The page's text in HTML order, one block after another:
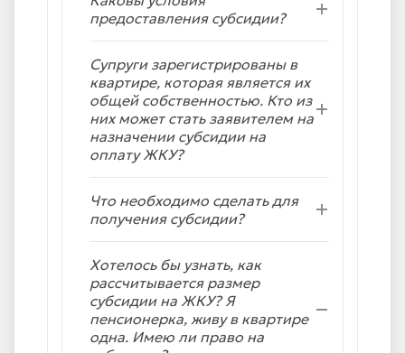
предоставления субсидии?
Супруги зарегистрированы в
квартире, которая является их
общей собственностью. Кто из
них может стать заявителем на
назначении субсидии на
оплату ЖКУ?
Что необходимо сделать для
получения субсидии?
Хотелось бы узнать, как
рассчитывается размер
субсидии на ЖКУ? Я
пенсионерка, живу в квартире
одна. Имею ли право на